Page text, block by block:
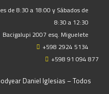
de 8:30 a 18:00 y Sábados de
8:30 a 12:30
Bacigalupi 2007 esq. Miguelete
+598 2924 5134
+598 91 094 877
Daniel Iglesias – Todos